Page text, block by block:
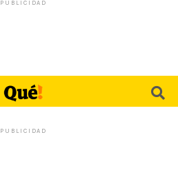
PUBLICIDAD
PUBLICIDAD